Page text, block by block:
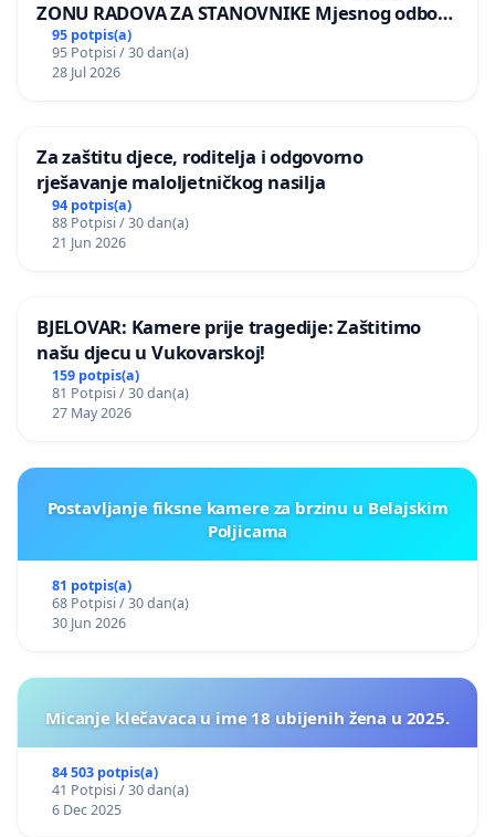
ZONU RADOVA ZA STANOVNIKE Mjesnog odbora
Kamensko i Lemić Brdo
95 potpis(a)
95 Potpisi / 30 dan(a)
28 Jul 2026
Za zaštitu djece, roditelja i odgovorno
rješavanje maloljetničkog nasilja
94 potpis(a)
88 Potpisi / 30 dan(a)
21 Jun 2026
BJELOVAR: Kamere prije tragedije: Zaštitimo
našu djecu u Vukovarskoj!
159 potpis(a)
81 Potpisi / 30 dan(a)
27 May 2026
Postavljanje fiksne kamere za brzinu u Belajskim
Poljicama
81 potpis(a)
68 Potpisi / 30 dan(a)
30 Jun 2026
Micanje klečavaca u ime 18 ubijenih žena u 2025.
84 503 potpis(a)
41 Potpisi / 30 dan(a)
6 Dec 2025